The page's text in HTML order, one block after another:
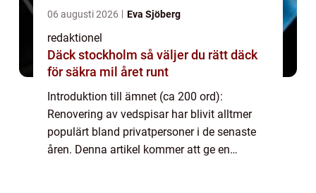
06 augusti 2026 Eva Sjöberg
redaktionel
Däck stockholm så väljer du rätt däck
för säkra mil året runt
Introduktion till ämnet (ca 200 ord):
Renovering av vedspisar har blivit alltmer
populärt bland privatpersoner i de senaste
åren. Denna artikel kommer att ge en